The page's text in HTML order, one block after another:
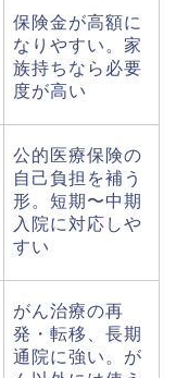
保険金が高額に
なりやすい。家
族持ちなら必要
度が高い
公的医療保険の
自己負担を補う
形。短期〜中期
入院に対応しや
すい
がん治療の再
発・転移、長期
通院に強い。が